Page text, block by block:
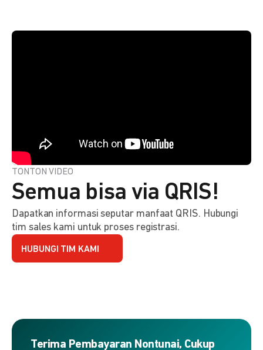
TONTON VIDEO
Semua bisa via QRIS!
Dapatkan informasi seputar manfaat QRIS. Hubungi
tim sales kami untuk proses registrasi.
HUBUNGI TIM KAMI
Terima Pembayaran Nontunai, Cukup